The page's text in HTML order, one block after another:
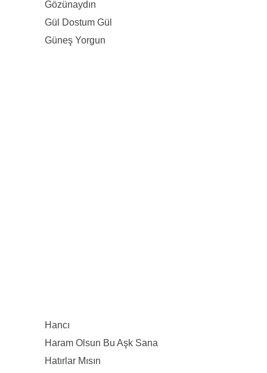
Gözünaydın
Gül Dostum Gül
Güneş Yorgun
Hancı
Haram Olsun Bu Aşk Sana
Hatırlar Mısın